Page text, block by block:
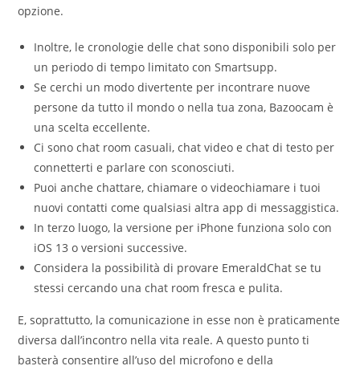
opzione.
Inoltre, le cronologie delle chat sono disponibili solo per
un periodo di tempo limitato con Smartsupp.
Se cerchi un modo divertente per incontrare nuove
persone da tutto il mondo o nella tua zona, Bazoocam è
una scelta eccellente.
Ci sono chat room casuali, chat video e chat di testo per
connetterti e parlare con sconosciuti.
Puoi anche chattare, chiamare o videochiamare i tuoi
nuovi contatti come qualsiasi altra app di messaggistica.
In terzo luogo, la versione per iPhone funziona solo con
iOS 13 o versioni successive.
Considera la possibilità di provare EmeraldChat se tu
stessi cercando una chat room fresca e pulita.
E, soprattutto, la comunicazione in esse non è praticamente
diversa dall’incontro nella vita reale. A questo punto ti
basterà consentire all’uso del microfono e della